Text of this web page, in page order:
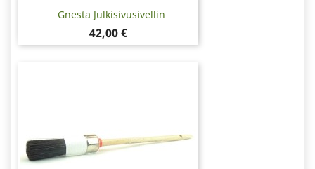
Gnesta Julkisivusivellin
Hinta
42,00 €